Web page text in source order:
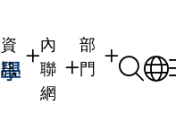
資
訊
內
聯
網
部
門